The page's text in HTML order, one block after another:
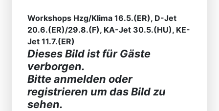
Workshops Hzg/Klima 16.5.(ER), D-Jet
20.6.(ER)/29.8.(F), KA-Jet 30.5.(HU), KE-
Jet 11.7.(ER)
Dieses Bild ist für Gäste
verborgen.
Bitte anmelden oder
registrieren um das Bild zu
sehen.